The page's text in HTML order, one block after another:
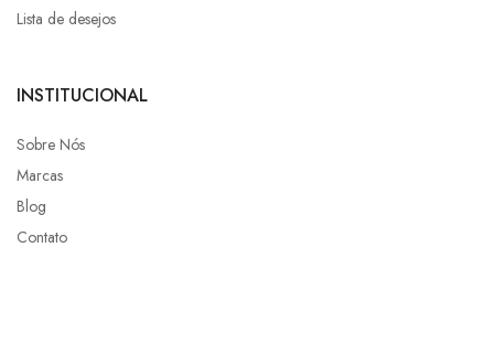
Lista de desejos
INSTITUCIONAL
Sobre Nós
Marcas
Blog
Contato